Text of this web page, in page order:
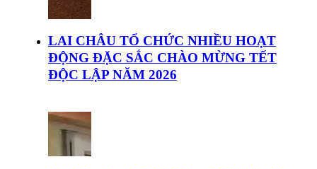
LAI CHÂU TỔ CHỨC NHIỀU HOẠT
ĐỘNG ĐẶC SẮC CHÀO MỪNG TẾT
ĐỘC LẬP NĂM 2026